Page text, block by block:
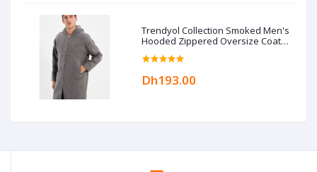
Trendyol Collection Smoked Men's
Hooded Zippered Oversize Coat
TMNAW22KB0050
Dh193.00